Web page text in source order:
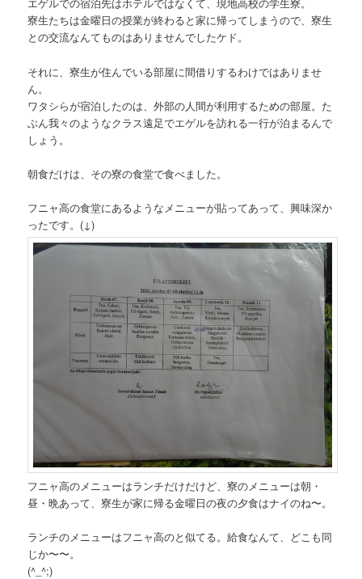
エゲルでの宿泊先はホテルではなくて、現地高校の学生寮。
寮生たちは金曜日の授業が終わると家に帰ってしまうので、寮生
との交流なんてものはありませんでしたケド。
それに、寮生が住んでいる部屋に間借りするわけではありませ
ん。
ワタシらが宿泊したのは、外部の人間が利用するための部屋。た
ぶん我々のようなクラス遠足でエゲルを訪れる一行が泊まるんで
しょう。
朝食だけは、その寮の食堂で食べました。
フニャ高の食堂にあるようなメニューが貼ってあって、興味深か
ったです。(↓)
フニャ高のメニューはランチだけだけど、寮のメニューは朝・
昼・晩あって、寮生が家に帰る金曜日の夜の夕食はナイのね〜。
ランチのメニューはフニャ高のと似てる。給食なんて、どこも同
じか〜〜。
(^_^;)